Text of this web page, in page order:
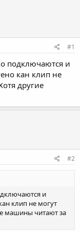
#1
подключаются и
кан клип не
другие
#2
и
клип не могут
машины читают за